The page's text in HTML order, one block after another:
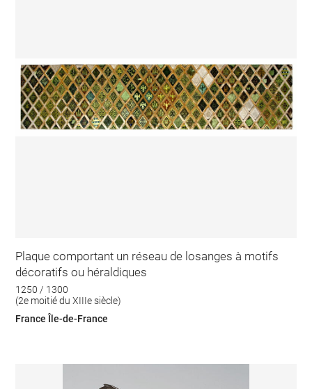
Plaque comportant un réseau de losanges à motifs
décoratifs ou héraldiques
1250 / 1300
(2e moitié du XIIIe siècle)
France Île-de-France